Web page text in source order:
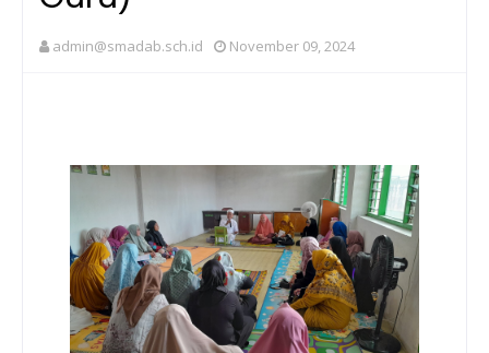
admin@smadab.sch.id November 09, 2024